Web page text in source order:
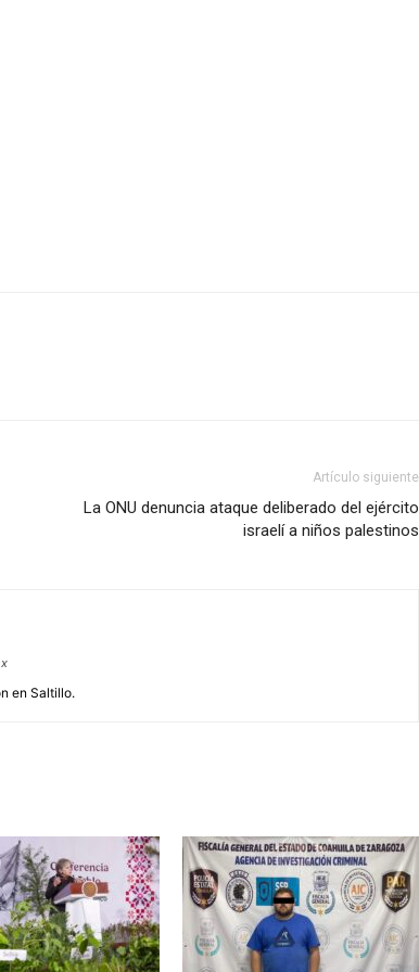
Artículo siguiente
La ONU denuncia ataque deliberado del ejército
israelí a niños palestinos
en Saltillo.